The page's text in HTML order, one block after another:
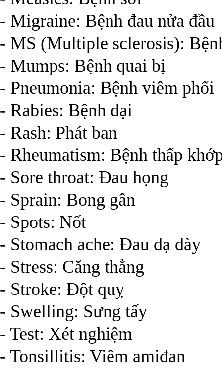
- Migraine: Bệnh đau nửa đầu
- MS (Multiple sclerosis):
- Mumps: Bệnh quai bị
- Pneumonia: Bệnh viêm phổi
- Rabies: Bệnh dại
- Rash: Phát ban
- Rheumatism: Bệnh thấp
- Sore throat: Đau họng
- Sprain: Bong gân
- Spots: Nốt
- Stomach ache: Đau dạ dày
- Stress: Căng thẳng
- Stroke: Đột quỵ
- Swelling: Sưng tấy
- Test: Xét nghiệm
- Tonsillitis: Viêm amiđan